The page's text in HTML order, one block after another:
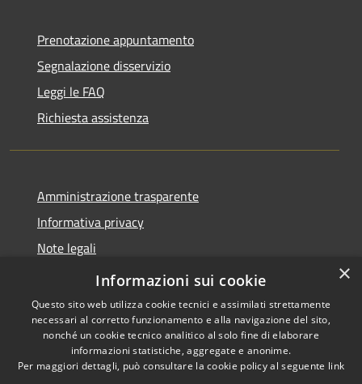
Prenotazione appuntamento
Segnalazione disservizio
Leggi le FAQ
Richiesta assistenza
Amministrazione trasparente
Informativa privacy
Note legali
Dichiarazione di accessibilità
Accessibilità
Copyright © 2026 • Comune di
Varzi • Powered by
×
Informazioni sui cookie
Questo sito web utilizza cookie tecnici e assimilati strettamente
necessari al corretto funzionamento e alla navigazione del sito,
nonché un cookie tecnico analitico al solo fine di elaborare
informazioni statistiche, aggregate e anonime.
Per maggiori dettagli, può consultare la cookie policy al seguente link